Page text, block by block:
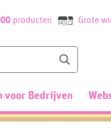
producten Grote
voor Bedrijven